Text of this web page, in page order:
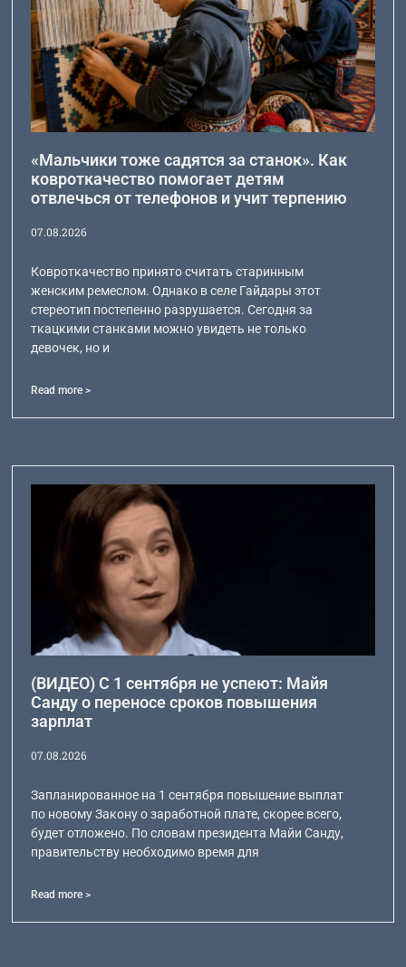
«Мальчики тоже садятся за станок». Как
ковроткачество помогает детям
отвлечься от телефонов и учит терпению
07.08.2026
Ковроткачество принято считать старинным
женским ремеслом. Однако в селе Гайдары этот
стереотип постепенно разрушается. Сегодня за
ткацкими станками можно увидеть не только
девочек, но и
Read more >
(ВИДЕО) С 1 сентября не успеют: Майя
Санду о переносе сроков повышения
зарплат
07.08.2026
Запланированное на 1 сентября повышение выплат
по новому Закону о заработной плате, скорее всего,
будет отложено. По словам президента Майи Санду,
правительству необходимо время для
Read more >